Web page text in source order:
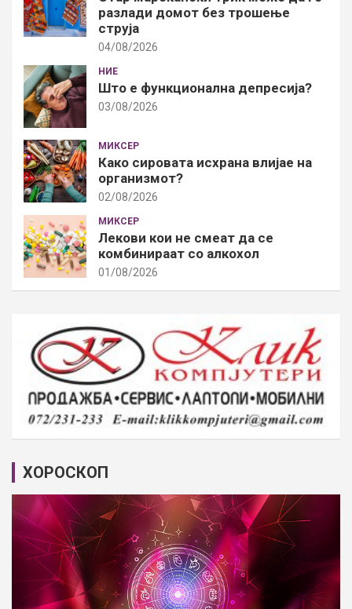
разлади домот без трошење
струја
04/08/2026
НИЕ
Што е функционална депресија?
03/08/2026
МИКСЕР
Како сировата исхрана влијае на
организмот?
02/08/2026
МИКСЕР
Лекови кои не смеат да се
комбинираат со алкохол
01/08/2026
ХОРОСКОП